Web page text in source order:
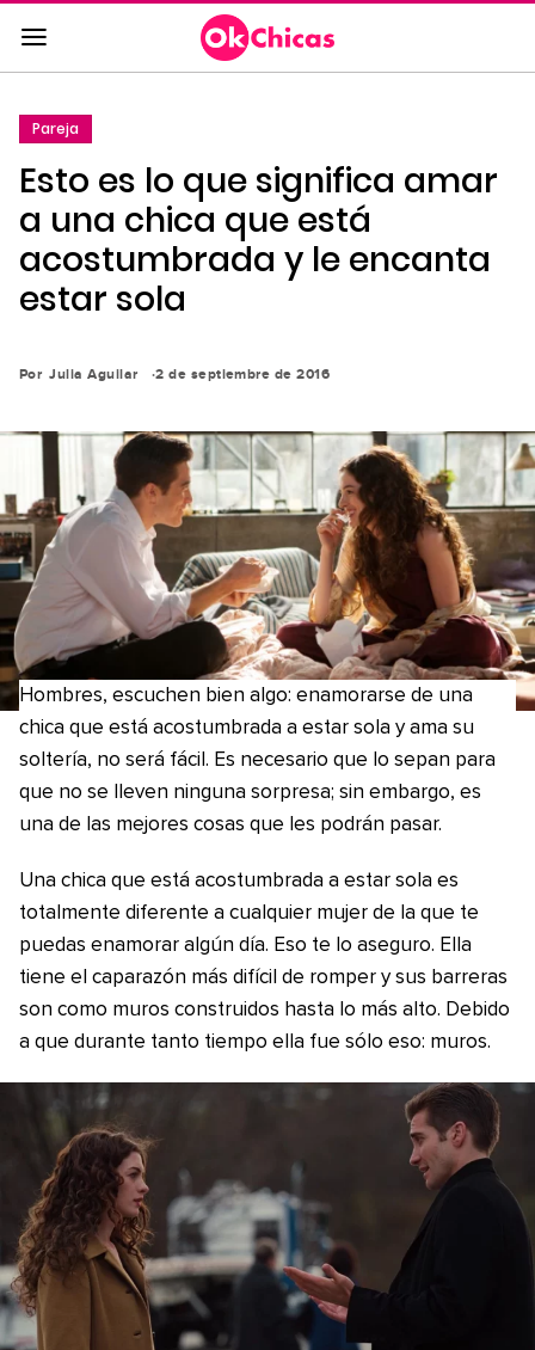
Saltar
al
contenido
a
la
navegación
principal
Pareja
Esto es lo que significa amar
a una chica que está
acostumbrada y le encanta
estar sola
Por Julia Aguilar 2 de septiembre de 2016
Hombres, escuchen bien algo: enamorarse de una
chica que está acostumbrada a estar sola y ama su
soltería, no será fácil. Es necesario que lo sepan para
que no se lleven ninguna sorpresa; sin embargo, es
una de las mejores cosas que les podrán pasar.
Una chica que está acostumbrada a estar sola es
totalmente diferente a cualquier mujer de la que te
puedas enamorar algún día. Eso te lo aseguro. Ella
tiene el caparazón más difícil de romper y sus barreras
son como muros construidos hasta lo más alto. Debido
a que durante tanto tiempo ella fue sólo eso: muros.